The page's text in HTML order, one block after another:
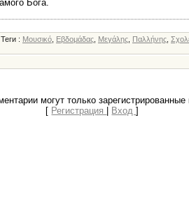
Бога.
Теги : Μουσικό, Εβδομάδας, Μεγάλης, Παλλήνης,
могут только зарегистрированные
[ Регистрация Вход]